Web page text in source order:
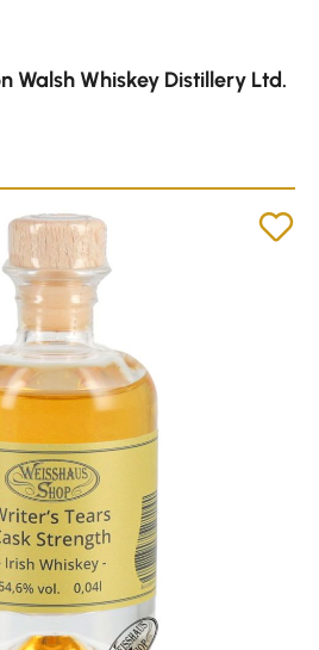
Walsh Whiskey Distillery Ltd.